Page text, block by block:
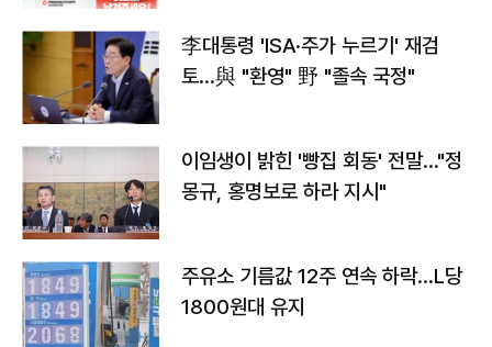
李대통령 'ISA·주가 누르기' 재검
토…與 "환영" 野 "졸속 국정"
이임생이 밝힌 '빵집 회동' 전말…"정
몽규, 홍명보로 하라 지시"
주유소 기름값 12주 연속 하락…L당
1800원대 유지